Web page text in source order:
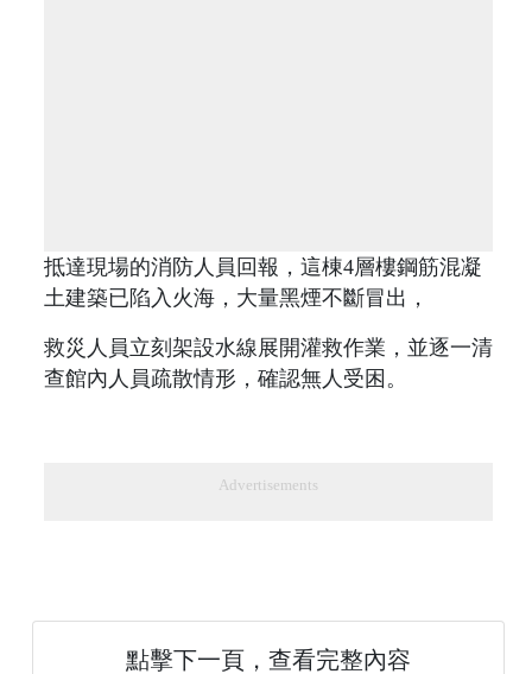
抵達現場的消防人員回報，這棟4層樓鋼筋混凝
土建築已陷入火海，大量黑煙不斷冒出，
救災人員立刻架設水線展開灌救作業，並逐一清
查館內人員疏散情形，確認無人受困。
Advertisements
點擊下一頁，查看完整內容